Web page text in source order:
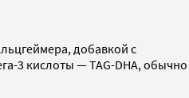
добавкой с
3 кислоты — TAG-DHA, обычно